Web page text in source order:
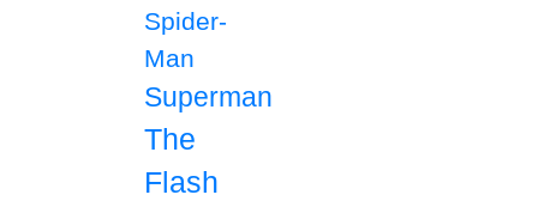
Spider-
Man
Superman
The
Flash